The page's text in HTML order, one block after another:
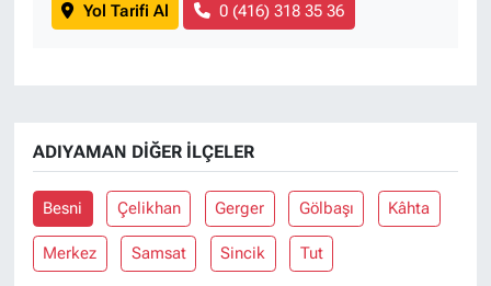
Yol Tarifi Al 0 (416) 318 35 36
ADIYAMAN DIĞER İLÇELER
Besni Çelikhan Gerger Gölbaşı Kâhta
Merkez Samsat Sincik Tut